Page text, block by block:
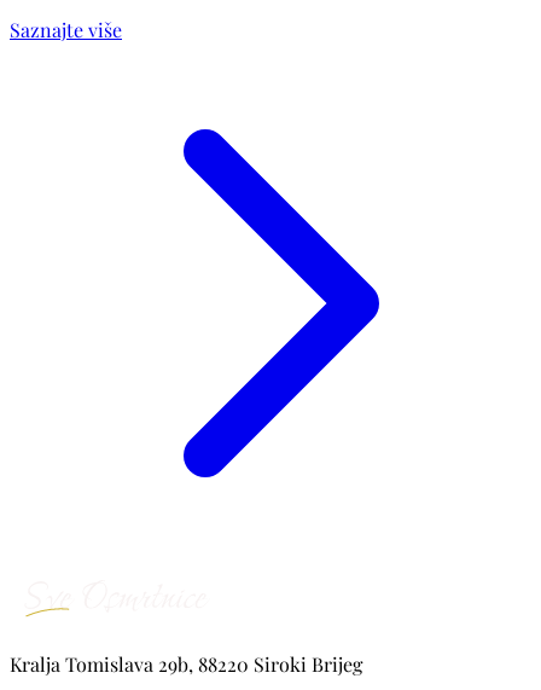
Saznajte više
Kralja Tomislava 29b, 88220 Siroki Brijeg